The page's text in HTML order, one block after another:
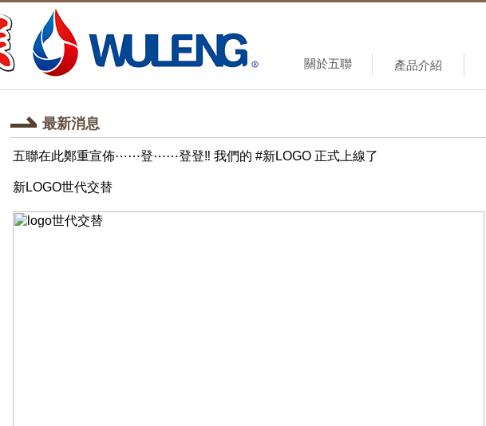
關於五聯 產品介紹
最新消息
五聯在此鄭重宣佈⋯⋯登⋯⋯登登‼ 我們的 #新LOGO 正式上線了
新LOGO世代交替